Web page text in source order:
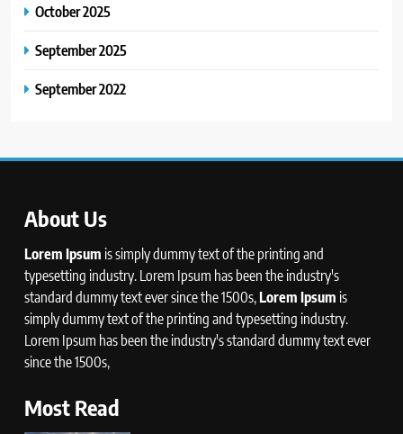
October 2025
September 2025
September 2022
About Us
Lorem Ipsum is simply dummy text of the printing and
typesetting industry. Lorem Ipsum has been the industry's
standard dummy text ever since the 1500s,Lorem Ipsum is
simply dummy text of the printing and typesetting industry.
Lorem Ipsum has been the industry's standard dummy text ever
since the 1500s,
Most Read